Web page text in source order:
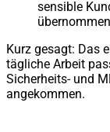
sensible
Kurz gesagt: Das
tägliche Arbeit
Sicherheits- und
angekommen.